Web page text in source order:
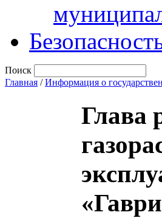
Поиск
Главная /Информация о
Глава